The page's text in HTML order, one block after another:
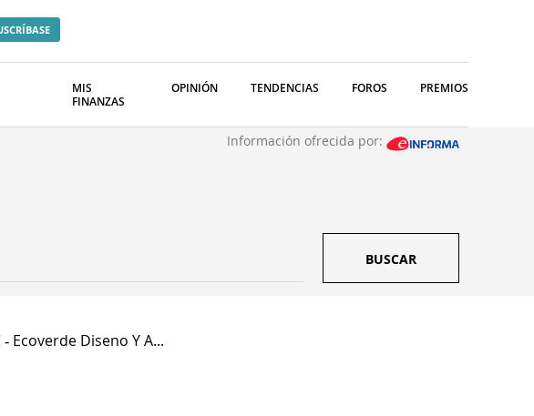
MIS
FINANZAS
OPINIÓN TENDENCIAS FOROS PREMIOS
Información ofrecida por:
BUSCAR
- Ecoverde Diseno Y A...